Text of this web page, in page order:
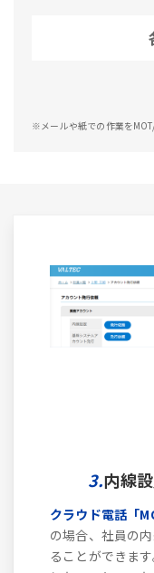
※メールや紙での作業を
3.内線
クラウド電話「
の場合、社員の
ることができま